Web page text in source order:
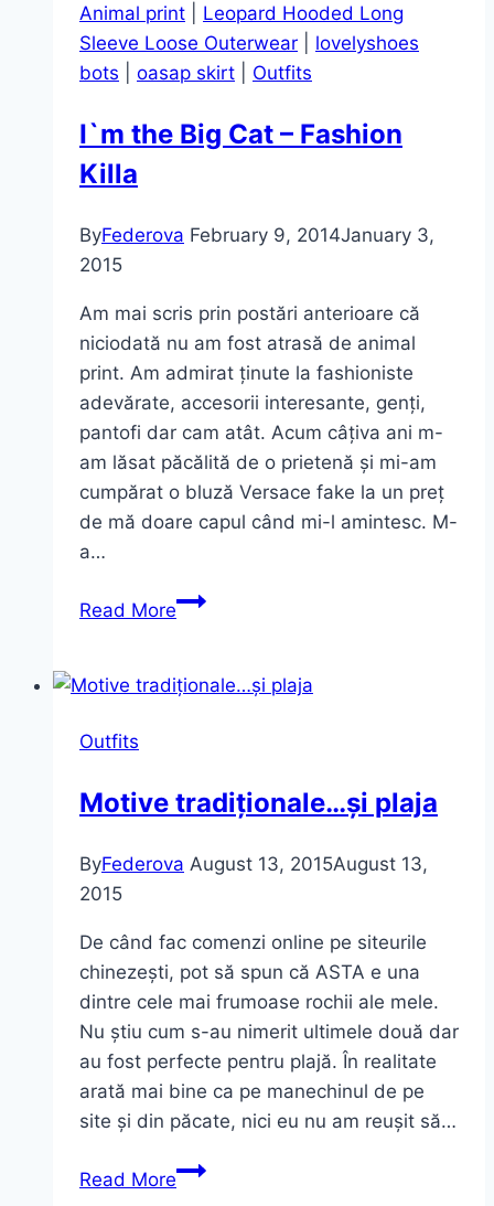
baie
întreg
Animal print
Leopard Hooded Long
Sleeve Loose Outerwear
lovelyshoes
bots
oasap skirt Outfits
I`m the Big Cat – Fashion
Killa
ByFederova February 9, 2014January 3,
2015
Am mai scris prin postări anterioare că
niciodată nu am fost atrasă de animal
print. Am admirat ținute la fashioniste
adevărate, accesorii interesante, genți,
pantofi dar cam atât. Acum câțiva ani m-
am lăsat păcălită de o prietenă și mi-am
cumpărat o bluză Versace fake la un preț
de mă doare capul când mi-l amintesc. M-
a…
Read MoreI`m
Cat
Outfits
Motive tradiționale…și plaja
ByFederova August 13, 2015August 13,
2015
De când fac comenzi online pe siteurile
chinezești, pot să spun că ASTA e una
dintre cele mai frumoase rochii ale mele.
Nu știu cum s-au nimerit ultimele două dar
au fost perfecte pentru plajă. În realitate
arată mai bine ca pe manechinul de pe
site și din păcate, nici eu nu am reușit să…
Read MoreMotive